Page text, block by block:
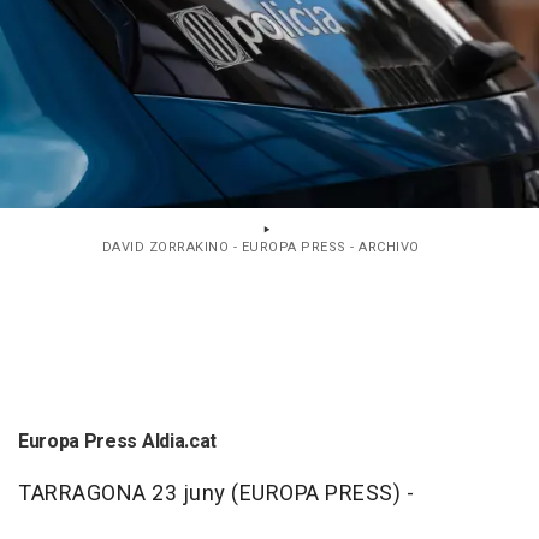
DAVID ZORRAKINO - EUROPA PRESS - ARCHIVO
Europa Press Aldia.cat
TARRAGONA 23 juny (EUROPA PRESS) -